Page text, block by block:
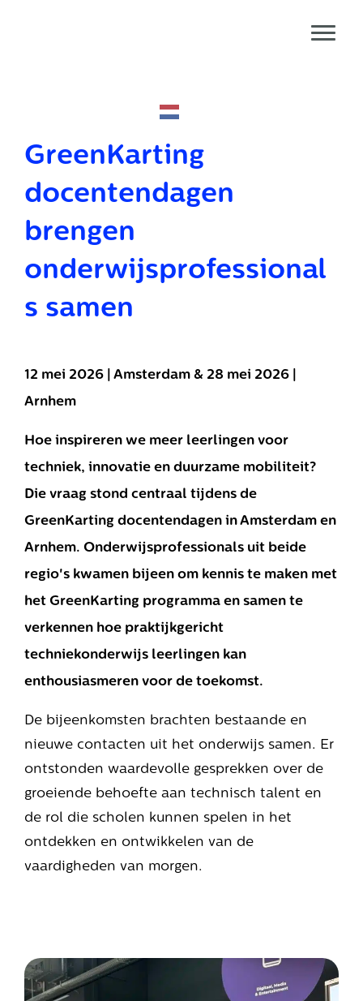
GreenKarting
docentendagen
brengen
onderwijsprofessional
s samen
12 mei 2026 | Amsterdam & 28 mei 2026 |
Arnhem
Hoe inspireren we meer leerlingen voor
techniek, innovatie en duurzame mobiliteit?
Die vraag stond centraal tijdens de
GreenKarting docentendagen in Amsterdam en
Arnhem. Onderwijsprofessionals uit beide
regio's kwamen bijeen om kennis te maken met
het GreenKarting programma en samen te
verkennen hoe praktijkgericht
techniekonderwijs leerlingen kan
enthousiasmeren voor de toekomst.
De bijeenkomsten brachten bestaande en
nieuwe contacten uit het onderwijs samen. Er
ontstonden waardevolle gesprekken over de
groeiende behoefte aan technisch talent en
de rol die scholen kunnen spelen in het
ontdekken en ontwikkelen van de
vaardigheden van morgen.